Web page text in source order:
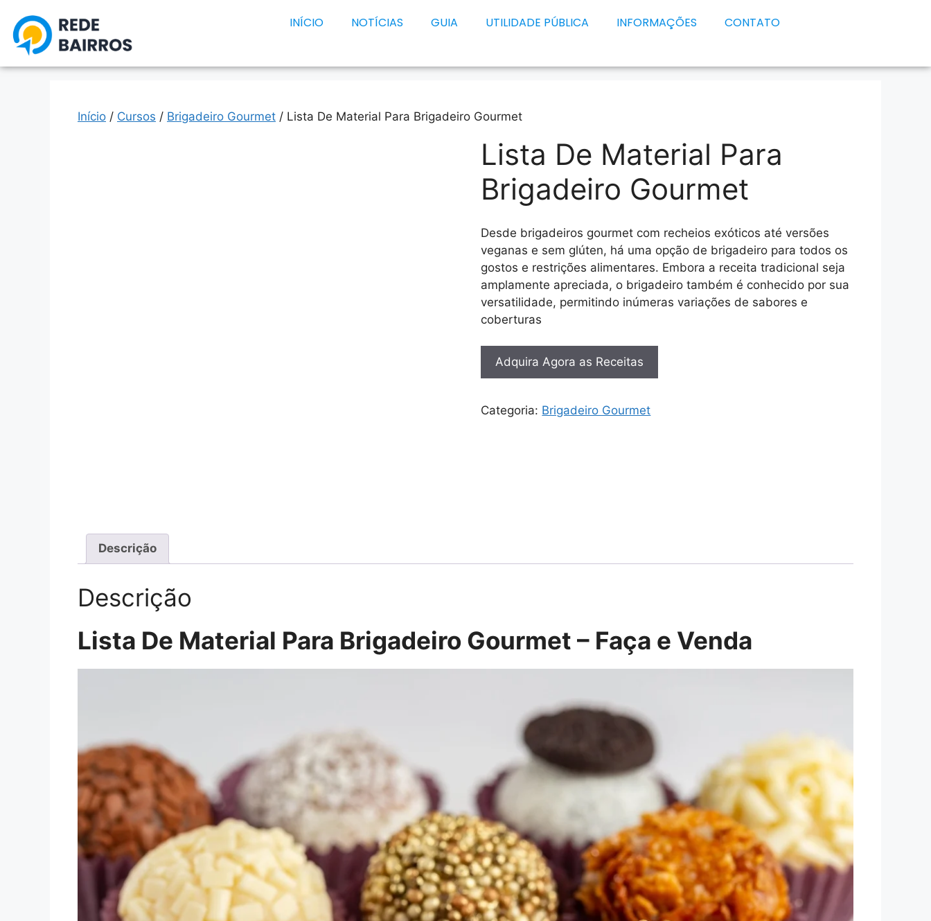
INÍCIO NOTÍCIAS GUIA UTILIDADE PÚBLICA INFORMAÇÕES CONTATO
Início / Cursos / Brigadeiro Gourmet / Lista De Material Para Brigadeiro Gourmet
Lista De Material Para
Brigadeiro Gourmet
Desde brigadeiros gourmet com recheios exóticos até versões
veganas e sem glúten, há uma opção de brigadeiro para todos os
gostos e restrições alimentares. Embora a receita tradicional seja
amplamente apreciada, o brigadeiro também é conhecido por sua
versatilidade, permitindo inúmeras variações de sabores e
coberturas
Adquira Agora as Receitas
Categoria: Brigadeiro Gourmet
Descrição
Descrição
Lista De Material Para Brigadeiro Gourmet – Faça e Venda